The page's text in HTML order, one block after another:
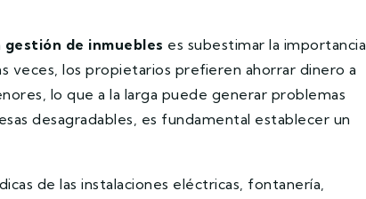
gestión de inmuebles es subestimar la importancia
veces, los propietarios prefieren ahorrar dinero a
lo que a la larga puede generar problemas
desagradables, es fundamental establecer un
de las instalaciones eléctricas, fontanería,